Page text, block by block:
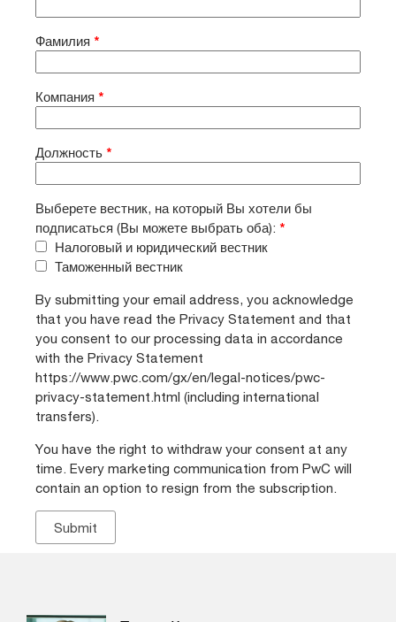
Фамилия *
Компания *
Должность *
Выберете вестник, на который Вы хотели бы
подписаться (Вы можете выбрать оба): *
Налоговый и юридический вестник
Таможенный вестник
By submitting your email address, you acknowledge
that you have read the Privacy Statement and that
you consent to our processing data in accordance
with the Privacy Statement
https://www.pwc.com/gx/en/legal-notices/pwc-
privacy-statement.html (including international
transfers).
You have the right to withdraw your consent at any
time. Every marketing communication from PwC will
contain an option to resign from the subscription.